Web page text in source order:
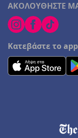
ΑΚΟΛΟΥΘΗΣΤΕ
Κατεβάστε το app